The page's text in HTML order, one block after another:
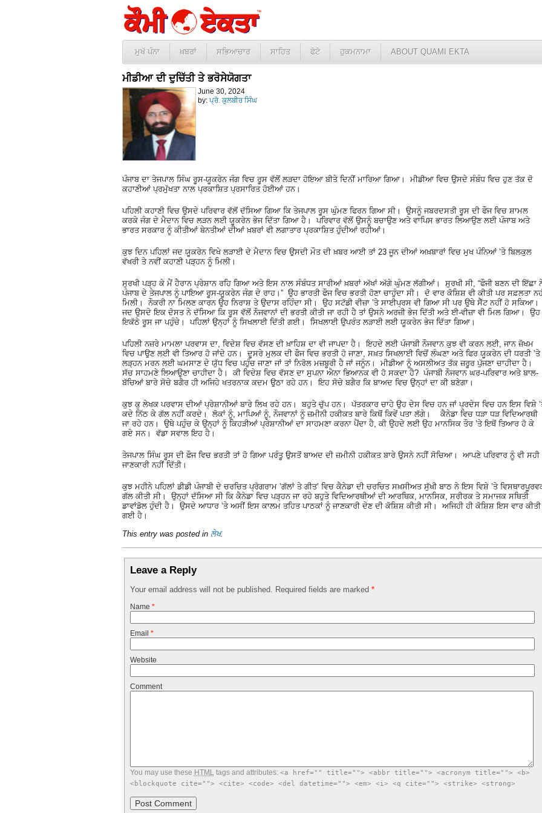
ਮੁਖੱ ਪੰਨਾ ਖ਼ਬਰਾਂ ਸਭਿਆਚਾਰ ਸਾਹਿਤ ਫੋਟੋ ਹੁਕਮਨਾਮਾ ABOUT QUAMI EKTA
ਮੀਡੀਆ ਦੀ ਦੁਚਿੱਤੀ ਤੇ ਭਰੋਸੇਯੋਗਤਾ
June 30, 2024
by: ਪ੍ਰੋ. ਕੁਲਬੀਰ ਸਿੰਘ
ਪੰਜਾਬ ਦਾ ਤੇਜਪਾਲ ਸਿੰਘ ਰੂਸ-ਯੂਕਰੇਨ ਜੰਗ ਵਿਚ ਰੂਸ ਵੱਲੋਂ ਲੜਦਾ ਹੋਇਆ ਬੀਤੇ ਦਿਨੀਂ ਮਾਰਿਆ ਗਿਆ। ਮੀਡੀਆ ਵਿਚ ਉਸਦੇ ਸੰਬੰਧ ਵਿਚ ਹੁਣ ਤੱਕ ਦੋ
ਕਹਾਣੀਆਂ ਪ੍ਰਮੁੱਖਤਾ ਨਾਲ ਪ੍ਰਕਾਸ਼ਿਤ ਪ੍ਰਸਾਰਿਤ ਹੋਈਆਂ ਹਨ।
ਪਹਿਲੀ ਕਹਾਣੀ ਵਿਚ ਉਸਦੇ ਪਰਿਵਾਰ ਵੱਲੋਂ ਦੱਸਿਆ ਗਿਆ ਕਿ ਤੇਜਪਾਲ ਰੂਸ ਘੁੰਮਣ ਫਿਰਨ ਗਿਆ ਸੀ। ਉਸਨੂੰ ਜਬਰਦਸਤੀ ਰੂਸ ਦੀ ਫੌਜ ਵਿਚ ਸ਼ਾਮਲ
ਕਰਕੇ ਜੰਗ ਦੇ ਮੈਦਾਨ ਵਿਚ ਲੜਨ ਲਈ ਯੂਕਰੇਨ ਭੇਜ ਦਿੱਤਾ ਗਿਆ ਹੈ। ਪਰਿਵਾਰ ਵੱਲੋਂ ਉਸਨੂੰ ਬਚਾਉਣ ਅਤੇ ਵਾਪਿਸ ਭਾਰਤ ਲਿਆਉਣ ਲਈ ਪੰਜਾਬ ਅਤੇ
ਭਾਰਤ ਸਰਕਾਰ ਨੂੰ ਕੀਤੀਆਂ ਬੇਨਤੀਆਂ ਦੀਆਂ ਖ਼ਬਰਾਂ ਵੀ ਲਗਾਤਾਰ ਪ੍ਰਕਾਸ਼ਿਤ ਹੁੰਦੀਆਂ ਰਹੀਆਂ।
ਕੁਝ ਦਿਨ ਪਹਿਲਾਂ ਜਦ ਯੂਕਰੇਨ ਵਿਖੇ ਲੜਾਈ ਦੇ ਮੈਦਾਨ ਵਿਚ ਉਸਦੀ ਮੌਤ ਦੀ ਖ਼ਬਰ ਆਈ ਤਾਂ 23 ਜੂਨ ਦੀਆਂ ਅਖ਼ਬਾਰਾਂ ਵਿਚ ਮੁਖ ਪੰਨਿਆਂ ʼਤੇ ਬਿਲਕੁਲ
ਵੱਖਰੀ ਤੇ ਨਵੀਂ ਕਹਾਣੀ ਪੜ੍ਹਨ ਨੂੰ ਮਿਲੀ।
ਸੁਰਖੀ ਪੜ੍ਹ ਕੇ ਮੈਂ ਹੈਰਾਨ ਪ੍ਰੇਸ਼ਾਨ ਰਹਿ ਗਿਆ ਅਤੇ ਇਸ ਨਾਲ ਸੰਬੰਧਤ ਸਾਰੀਆਂ ਖ਼ਬਰਾਂ ਅੱਖਾਂ ਅੱਗੇ ਘੁੰਮਣ ਲੱਗੀਆਂ। ਸੁਰਖੀ ਸੀ, “ਫੌਜੀ ਬਣਨ ਦੀ ਇੱਛਾ
ਪੰਜਾਬ ਦੇ ਤੇਜਪਾਲ ਨੂੰ ਪਾਇਆ ਰੂਸ-ਯੂਕਰੇਨ ਜੰਗ ਦੇ ਰਾਹ।” ਉਹ ਭਾਰਤੀ ਫੌਜ ਵਿਚ ਭਰਤੀ ਹੋਣਾ ਚਾਹੁੰਦਾ ਸੀ। ਦੋ ਵਾਰ ਕੋਸ਼ਿਸ਼ ਵੀ ਕੀਤੀ ਪਰ ਸਫ਼ਲਤਾ
ਮਿਲੀ। ਨੌਕਰੀ ਨਾ ਮਿਲਣ ਕਾਰਨ ਉਹ ਨਿਰਾਸ਼ ਤੇ ਉਦਾਸ ਰਹਿੰਦਾ ਸੀ। ਉਹ ਸਟੱਡੀ ਵੀਜ਼ਾ ʼਤੇ ਸਾਈਪ੍ਰਸ ਵੀ ਗਿਆ ਸੀ ਪਰ ਉਥੇ ਸੈੱਟ ਨਹੀਂ ਹੋ ਸਕਿਆ।
ਜਦ ਉਸਦੇ ਇਕ ਦੋਸਤ ਨੇ ਦੱਸਿਆ ਕਿ ਰੂਸ ਵੱਲੋਂ ਨੌਜਵਾਨਾਂ ਦੀ ਭਰਤੀ ਕੀਤੀ ਜਾ ਰਹੀ ਹੈ ਤਾਂ ਉਸਨੇ ਅਰਜ਼ੀ ਭੇਜ ਦਿੱਤੀ ਅਤੇ ਈ-ਵੀਜ਼ਾ ਵੀ ਮਿਲ ਗਿਆ। ਉਹ
ਇਕੱਠੇ ਰੂਸ ਜਾ ਪਹੁੰਚੇ। ਪਹਿਲਾਂ ਉਨ੍ਹਾਂ ਨੂੰ ਸਿਖਲਾਈ ਦਿੱਤੀ ਗਈ। ਸਿਖਲਾਈ ਉਪਰੰਤ ਲੜਾਈ ਲਈ ਯੂਕਰੇਨ ਭੇਜ ਦਿੱਤਾ ਗਿਆ।
ਪਹਿਲੀ ਨਜ਼ਰੇ ਮਾਮਲਾ ਪਰਵਾਸ ਦਾ, ਵਿਦੇਸ਼ ਵਿਚ ਵੱਸਣ ਦੀ ਖ਼ਾਹਿਸ਼ ਦਾ ਵੀ ਜਾਪਦਾ ਹੈ। ਇਹਦੇ ਲਈ ਪੰਜਾਬੀ ਨੌਜਵਾਨ ਕੁਝ ਵੀ ਕਰਨ ਲਈ, ਜਾਨ ਜ਼ੋਖਮ
ਵਿਚ ਪਾਉਣ ਲਈ ਵੀ ਤਿਆਰ ਹੋ ਜਾਂਦੇ ਹਨ। ਦੂਸਰੇ ਮੁਲਕ ਦੀ ਫੌਜ ਵਿਚ ਭਰਤੀ ਹੋ ਜਾਣਾ, ਸਖ਼ਤ ਸਿਖਲਾਈ ਵਿਚੋਂ ਲੰਘਣਾ ਅਤੇ ਫਿਰ ਯੂਕਰੇਨ ਦੀ ਧਰਤੀ ʼਤੇ
ਲੜ੍ਹਨ ਮਰਨ ਲਈ ਘਮਸਾਣ ਦੇ ਯੁੱਧ ਵਿਚ ਪਹੁੰਚ ਜਾਣਾ ਜਾਂ ਤਾਂ ਨਿਰੋਲ ਮਜ਼ਬੂਰੀ ਹੈ ਜਾਂ ਜਨੂੰਨ। ਮੀਡੀਆ ਨੂੰ ਅਸਲੀਅਤ ਤੱਕ ਜ਼ਰੂਰ ਪੁੱਜਣਾ ਚਾਹੀਦਾ ਹੈ।
ਸੱਚ ਸਾਹਮਣੇ ਲਿਆਉਣਾ ਚਾਹੀਦਾ ਹੈ। ਕੀ ਵਿਦੇਸ਼ ਵਿਚ ਵੱਸਣ ਦਾ ਸੁਪਨਾ ਐਨਾ ਭਿਆਨਕ ਵੀ ਹੋ ਸਕਦਾ ਹੈ? ਪੰਜਾਬੀ ਨੌਜਵਾਨ ਘਰ-ਪਰਿਵਾਰ ਅਤੇ ਬਾਲ-
ਬੱਚਿਆਂ ਬਾਰੇ ਸੋਚੇ ਬਗੈਰ ਹੀ ਅਜਿਹੇ ਖਤਰਨਾਕ ਕਦਮ ਉਠਾ ਰਹੇ ਹਨ। ਇਹ ਸੋਚੇ ਬਗੈਰ ਕਿ ਬਾਅਦ ਵਿਚ ਉਨ੍ਹਾਂ ਦਾ ਕੀ ਬਣੇਗਾ।
ਕੁਝ ਕੁ ਲੇਖਕ ਪਰਵਾਸ ਦੀਆਂ ਪ੍ਰੇਸ਼ਾਨੀਆਂ ਬਾਰੇ ਲਿਖ ਰਹੇ ਹਨ। ਬਹੁਤੇ ਚੁੱਪ ਹਨ। ਪੱਤਰਕਾਰ ਚਾਹੇ ਉਹ ਦੇਸ ਵਿਚ ਹਨ ਜਾਂ ਪ੍ਰਦੇਸ ਵਿਚ ਹਨ ਇਸ ਵਿਸ਼ੇ
ਕਦੇ ਨਿੱਠ ਕੇ ਗੱਲ ਨਹੀਂ ਕਰਦੇ। ਲੋਕਾਂ ਨੂੰ, ਮਾਪਿਆਂ ਨੂੰ, ਨੌਜਵਾਨਾਂ ਨੂੰ ਜ਼ਮੀਨੀ ਹਕੀਕਤ ਬਾਰੇ ਕਿਥੋਂ ਕਿਵੇਂ ਪਤਾ ਲੱਗੇ। ਕੈਨੇਡਾ ਵਿਚ ਧੜਾ ਧੜ ਵਿਦਿਆਰਥੀ
ਜਾ ਰਹੇ ਹਨ। ਉਥੇ ਪਹੁੰਚ ਕੇ ਉਨ੍ਹਾਂ ਨੂੰ ਕਿਹੜੀਆਂ ਪ੍ਰੇਸ਼ਾਨੀਆਂ ਦਾ ਸਾਹਮਣਾ ਕਰਨਾ ਪੈਂਦਾ ਹੈ, ਕੀ ਉਹਦੇ ਲਈ ਉਹ ਮਾਨਸਿਕ ਤੌਰ ʼਤੇ ਇਥੋਂ ਤਿਆਰ ਹੋ ਕੇ
ਗਏ ਸਨ। ਵੱਡਾ ਸਵਾਲ ਇਹ ਹੈ।
ਤੇਜਪਾਲ ਸਿੰਘ ਰੂਸ ਦੀ ਫੌਜ ਵਿਚ ਭਰਤੀ ਤਾਂ ਹੋ ਗਿਆ ਪਰੰਤੂ ਉਸਤੋਂ ਬਾਅਦ ਦੀ ਜ਼ਮੀਨੀ ਹਕੀਕਤ ਬਾਰੇ ਉਸਨੇ ਨਹੀਂ ਸੋਚਿਆ। ਆਪਣੇ ਪਰਿਵਾਰ ਨੂੰ ਵੀ ਸਹੀ
ਜਾਣਕਾਰੀ ਨਹੀਂ ਦਿੱਤੀ।
ਕੁਝ ਮਹੀਨੇ ਪਹਿਲਾਂ ਡੀਡੀ ਪੰਜਾਬੀ ਦੇ ਚਰਚਿਤ ਪ੍ਰੋਗਰਾਮ ʽਗੱਲਾਂ ਤੇ ਗੀਤʼ ਵਿਚ ਕੈਨੇਡਾ ਦੀ ਚਰਚਿਤ ਸਖ਼ਸੀਅਤ ਸੁੱਖੀ ਬਾਠ ਨੇ ਇਸ ਵਿਸ਼ੇ ʼਤੇ
ਗੱਲ ਕੀਤੀ ਸੀ। ਉਨ੍ਹਾਂ ਦੱਸਿਆ ਸੀ ਕਿ ਕੈਨੇਡਾ ਵਿਚ ਪੜ੍ਹਨ ਜਾ ਰਹੇ ਬਹੁਤੇ ਵਿਦਿਆਰਥੀਆਂ ਦੀ ਆਰਥਿਕ, ਮਾਨਸਿਕ, ਸਰੀਰਕ ਤੇ ਸਮਾਜਕ ਸਥਿਤੀ
ਡਾਵਾਂਡੋਲ ਹੁੰਦੀ ਹੈ। ਉਸਦੇ ਆਧਾਰ ʼਤੇ ਅਸੀਂ ਇਸ ਕਾਲਮ ਤਹਿਤ ਪਾਠਕਾਂ ਨੂੰ ਜਾਣਕਾਰੀ ਦੇਣ ਦੀ ਕੋਸ਼ਿਸ਼ ਕੀਤੀ ਸੀ। ਅਜਿਹੀ ਹੀ ਕੋਸ਼ਿਸ਼ ਇਸ ਵਾਰ ਕੀਤੀ
ਗਈ ਹੈ।
This entry was posted in ਲੇਖ.
Leave a Reply
Your email address will not be published. Required fields are marked *
Name *
Email *
Website
Comment
You may use these HTMLtags and attributes: <a href="" title=""> <abbr title=""> <acronym title=""> <b>
<blockquote cite=""> <cite> <code> <del datetime=""> <em> <i> <q cite=""> <strike> <strong>